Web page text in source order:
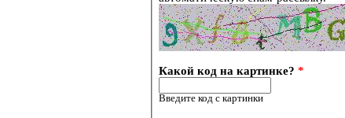
Какой код на картинке? *
Введите код с картинки